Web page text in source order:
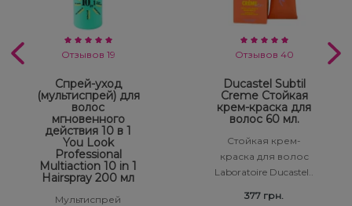
Отзывов 19
Спрей-уход
(мультиспрей) для
волос
мгновенного
действия 10 в 1
You Look
Professional
Multiaction 10 in 1
Hairspray 200 мл
Мультиспрей
Отзывов 40
Ducastel Subtil
Creme Стойкая
крем-краска для
волос 60 мл.
Стойкая крем-
краска для волос
Laboratoire Ducastel..
377 грн.